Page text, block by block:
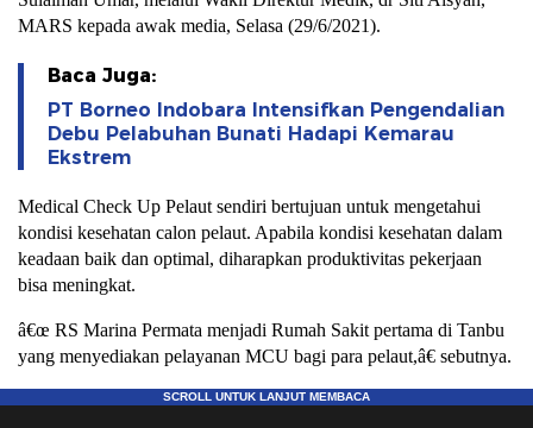
MARS kepada awak media, Selasa (29/6/2021).
Baca Juga:
PT Borneo Indobara Intensifkan Pengendalian
Debu Pelabuhan Bunati Hadapi Kemarau
Ekstrem
Medical Check Up Pelaut sendiri bertujuan untuk mengetahui
kondisi kesehatan calon pelaut. Apabila kondisi kesehatan dalam
keadaan baik dan optimal, diharapkan produktivitas pekerjaan
bisa meningkat.
â€œ RS Marina Permata menjadi Rumah Sakit pertama di Tanbu
yang menyediakan pelayanan MCU bagi para pelaut,â€ sebutnya.